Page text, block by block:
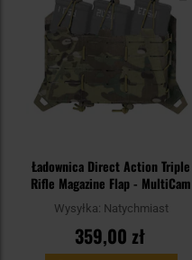
Ładownica Direct Action Triple
Rifle Magazine Flap - MultiCam
Wysyłka: Natychmiast
359,00 zł